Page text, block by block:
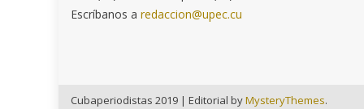
Escríbanos aredaccion@upec.cu
Cubaperiodistas 2019 | Editorial byMysteryThemes.